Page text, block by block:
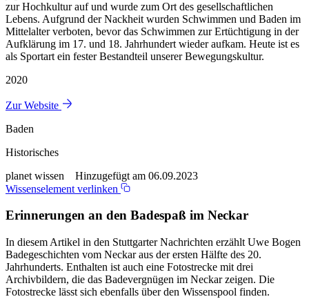
zur Hochkultur auf und wurde zum Ort des gesellschaftlichen
Lebens. Aufgrund der Nackheit wurden Schwimmen und Baden im
Mittelalter verboten, bevor das Schwimmen zur Ertüchtigung in der
Aufklärung im 17. und 18. Jahrhundert wieder aufkam. Heute ist es
als Sportart ein fester Bestandteil unserer Bewegungskultur.
2020
Zur Website
Baden
Historisches
planet wissen Hinzugefügt am 06.09.2023
Wissenselement verlinken
Erinnerungen an den Badespaß im Neckar
In diesem Artikel in den Stuttgarter Nachrichten erzählt Uwe Bogen
Badegeschichten vom Neckar aus der ersten Hälfte des 20.
Jahrhunderts. Enthalten ist auch eine Fotostrecke mit drei
Archivbildern, die das Badevergnügen im Neckar zeigen. Die
Fotostrecke lässt sich ebenfalls über den Wissenspool finden.